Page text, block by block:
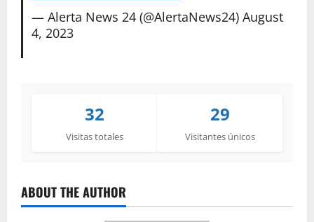
— Alerta News 24 (@AlertaNews24) August
4, 2023
32
Visitas totales
29
Visitantes únicos
ABOUT THE AUTHOR